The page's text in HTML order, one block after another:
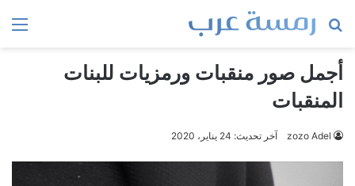
بحث
أجمل صور منقبات ورمزيات للبنات
المنقبات
zozo Adel آخر تحديث: 24 يناير، 2020